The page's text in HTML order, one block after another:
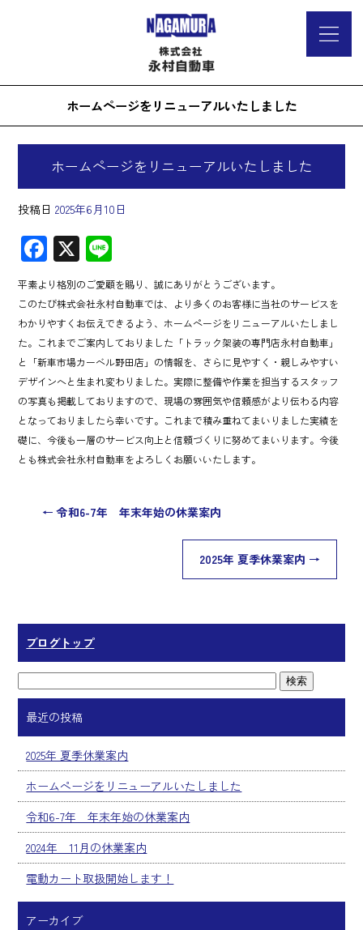
ホームページをリニューアルいたしました
ホームページをリニューアルいたしました
投稿日 2025年6月10日
F
ac
e
b
o
ok
X
ne
平素より格別のご愛顧を賜り、誠にありがとうございます。
このたび株式会社永村自動車では、より多くのお客様に当社のサービスを
わかりやすくお伝えできるよう、ホームページをリニューアルいたしまし
た。これまでご案内しておりました「トラック架装の専門店永村自動車」
と「新車市場カーベル野田店」の情報を、さらに見やすく・親しみやすい
デザインへと生まれ変わりました。実際に整備や作業を担当するスタッフ
の写真も掲載しておりますので、現場の雰囲気や信頼感がより伝わる内容
となっておりましたら幸いです。これまで積み重ねてまいりました実績を
礎に、今後も一層のサービス向上と信頼づくりに努めてまいります。今後
とも株式会社永村自動車をよろしくお願いいたします。
← 令和6-7年 年末年始の休業案内
2025年 夏季休業案内 →
ブログトップ
最近の投稿
2025年 夏季休業案内
ホームページをリニューアルいたしました
令和6-7年 年末年始の休業案内
2024年 11月の休業案内
電動カート取扱開始します！
アーカイブ